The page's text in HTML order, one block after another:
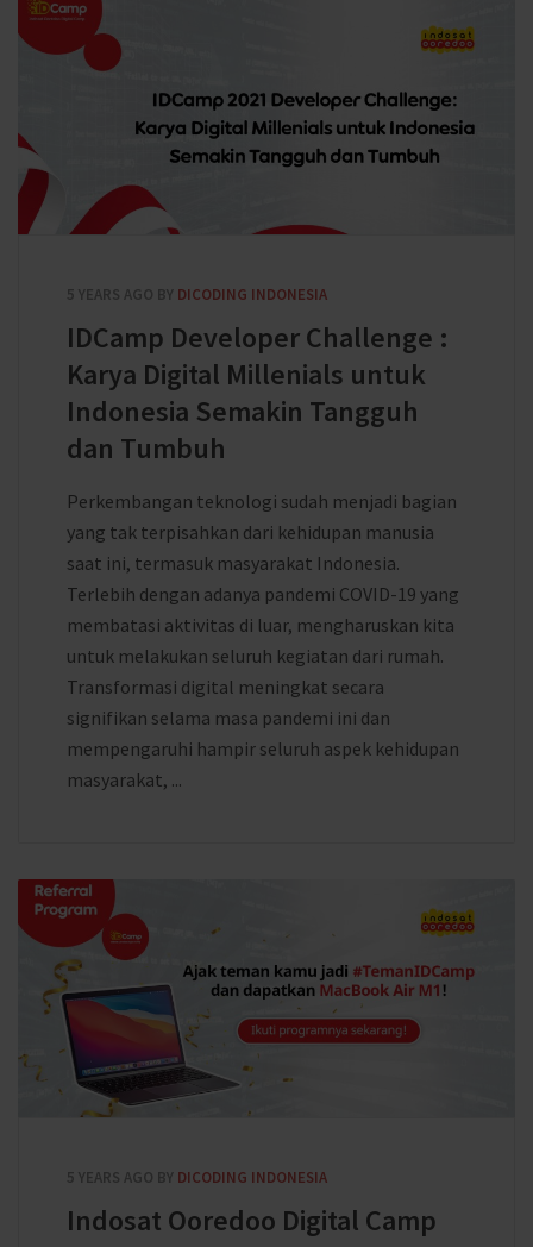
5 YEARS AGO BY DICODING INDONESIA
IDCamp Developer Challenge :
Karya Digital Millenials untuk
Indonesia Semakin Tangguh
dan Tumbuh
Perkembangan teknologi sudah menjadi bagian
yang tak terpisahkan dari kehidupan manusia
saat ini, termasuk masyarakat Indonesia.
Terlebih dengan adanya pandemi COVID-19 yang
membatasi aktivitas di luar, mengharuskan kita
untuk melakukan seluruh kegiatan dari rumah.
Transformasi digital meningkat secara
signifikan selama masa pandemi ini dan
mempengaruhi hampir seluruh aspek kehidupan
masyarakat, ...
5 YEARS AGO BY DICODING INDONESIA
Indosat Ooredoo Digital Camp